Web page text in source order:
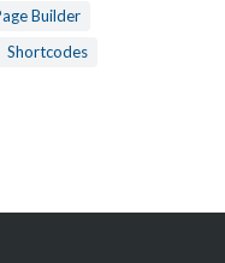
Builder
Shortcodes